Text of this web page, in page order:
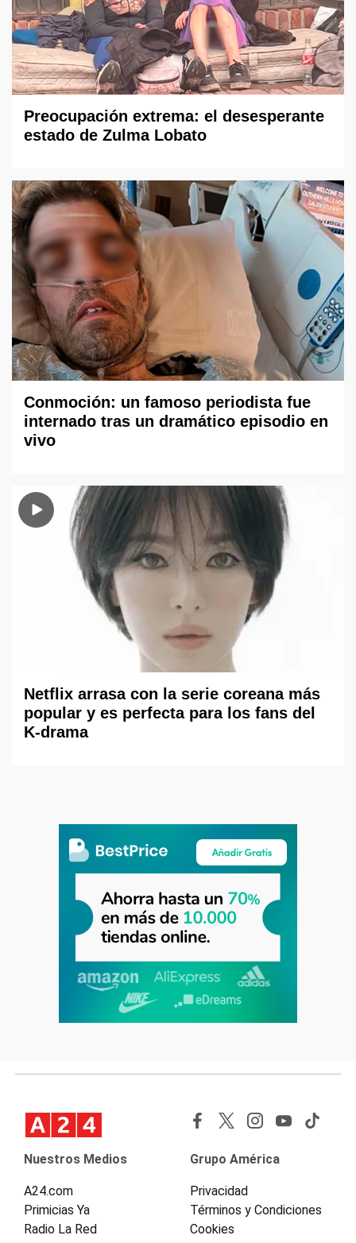
Preocupación extrema: el desesperante
estado de Zulma Lobato
Conmoción: un famoso periodista fue
internado tras un dramático episodio en
vivo
Netflix arrasa con la serie coreana más
popular y es perfecta para los fans del
K-drama
Nuestros Medios
A24.com
Primicias Ya
Radio La Red
Grupo América
Privacidad
Términos y Condiciones
Cookies